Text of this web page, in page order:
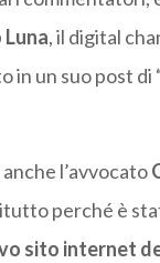
, il digital
in un suo post
l’avvocato
perché è
sito internet